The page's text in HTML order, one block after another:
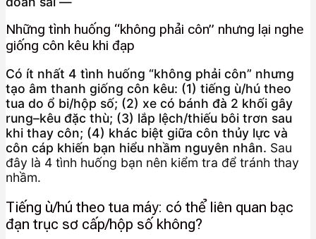
Những tình huống “không phải côn” nhưng lại nghe
giống côn kêu khi đạp
Có ít nhất 4 tình huống “không phải côn” nhưng
tạo âm thanh giống côn kêu: (1) tiếng ù/hú theo
tua do ổ bi/hộp số; (2) xe có bánh đà 2 khối gây
rung–kêu đặc thù; (3) lắp lệch/thiếu bôi trơn sau
khi thay côn; (4) khác biệt giữa côn thủy lực và
côn cáp khiến bạn hiểu nhầm nguyên nhân. Sau
đây là 4 tình huống bạn nên kiểm tra để tránh thay
nhầm.
Tiếng ù/hú theo tua máy: có thể liên quan bạc
đạn trục sơ cấp/hộp số không?